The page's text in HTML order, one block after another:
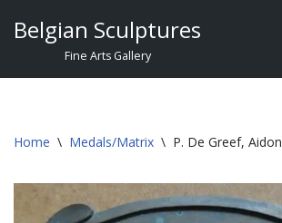
Belgian Sculptures
Fine Arts Gallery
Home \ Medals/Matrix \ P. De Greef,